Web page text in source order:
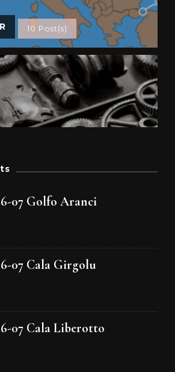
10 Post(s)
07 Golfo Aranci
07 Cala Girgolu
07 Cala Liberotto